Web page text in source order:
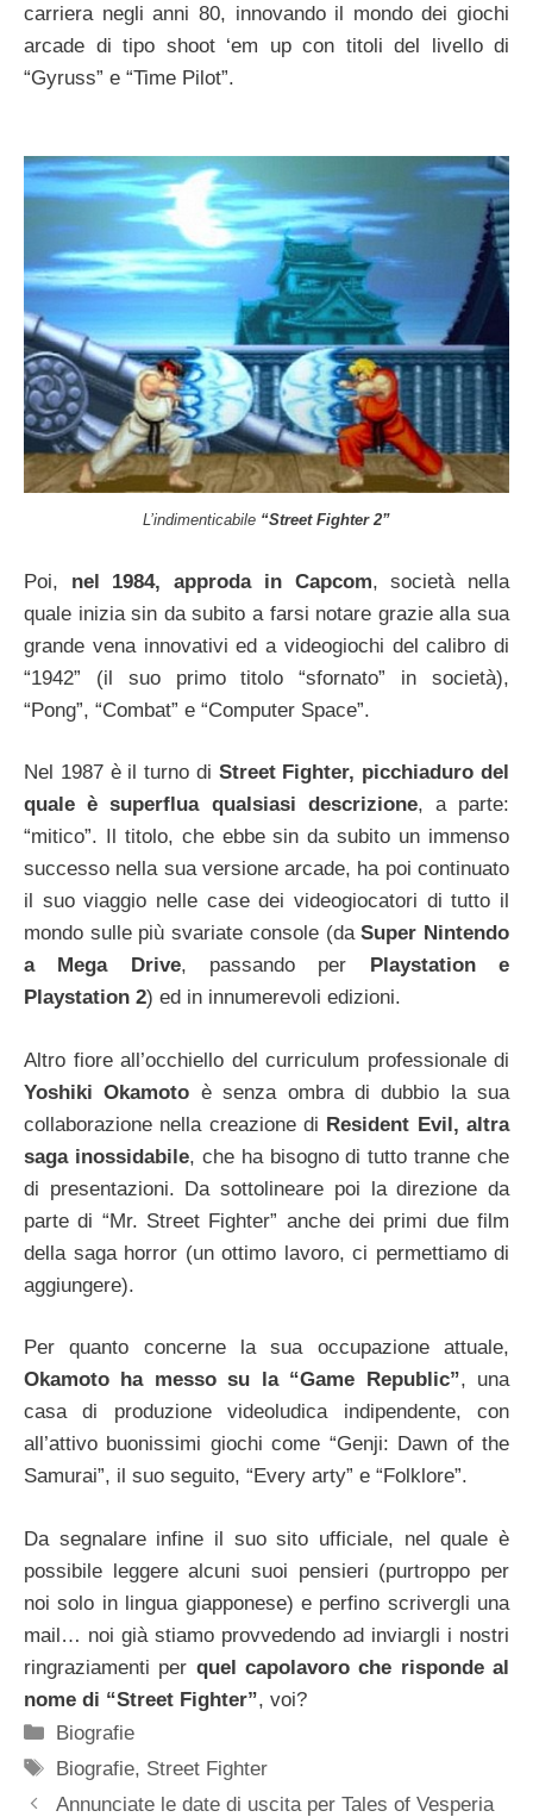
carriera negli anni 80, innovando il mondo dei giochi
arcade di tipo shoot ‘em up con titoli del livello di
“Gyruss” e “Time Pilot”.
L’indimenticabile “Street Fighter 2”
Poi, nel 1984, approda in Capcom, società nella
quale inizia sin da subito a farsi notare grazie alla sua
grande vena innovativi ed a videogiochi del calibro di
“1942” (il suo primo titolo “sfornato” in società),
“Pong”, “Combat” e “Computer Space”.
Nel 1987 è il turno di Street Fighter, picchiaduro del
quale è superflua qualsiasi descrizione, a parte:
“mitico”. Il titolo, che ebbe sin da subito un immenso
successo nella sua versione arcade, ha poi continuato
il suo viaggio nelle case dei videogiocatori di tutto il
mondo sulle più svariate console (daSuper Nintendo
a Mega Drive, passando per Playstation e
Playstation 2) ed in innumerevoli edizioni.
Altro fiore all’occhiello del curriculum professionale di
Yoshiki Okamoto è senza ombra di dubbio la sua
collaborazione nella creazione di Resident Evil, altra
saga inossidabile, che ha bisogno di tutto tranne che
di presentazioni. Da sottolineare poi la direzione da
parte di “Mr. Street Fighter” anche dei primi due film
della saga horror (un ottimo lavoro, ci permettiamo di
aggiungere).
Per quanto concerne la sua occupazione attuale,
Okamoto ha messo su la “Game Republic”, una
casa di produzione videoludica indipendente, con
all’attivo buonissimi giochi come “Genji: Dawn of the
Samurai”, il suo seguito, “Every arty” e “Folklore”.
Da segnalare infine il suo sito ufficiale, nel quale è
possibile leggere alcuni suoi pensieri (purtroppo per
noi solo in lingua giapponese) e perfino scrivergli una
mail… noi già stiamo provvedendo ad inviargli i nostri
ringraziamenti per quel capolavoro che risponde al
nome di “Street Fighter”, voi?
Categorie
Biografie
Tag
Biografie, Street Fighter
Annunciate le date di uscita per Tales of Vesperia